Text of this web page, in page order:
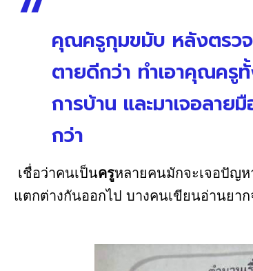
คุณครูกุมขมับ หลังตรว
ตายดีกว่า ทำเอาคุณครู
การบ้าน และมาเจอลา
กว่า
เชื่อว่าคนเป็นครูหลายคนมักจะเจอปัญห
แตกต่างกันออกไป บางคนเขียนอ่านยา